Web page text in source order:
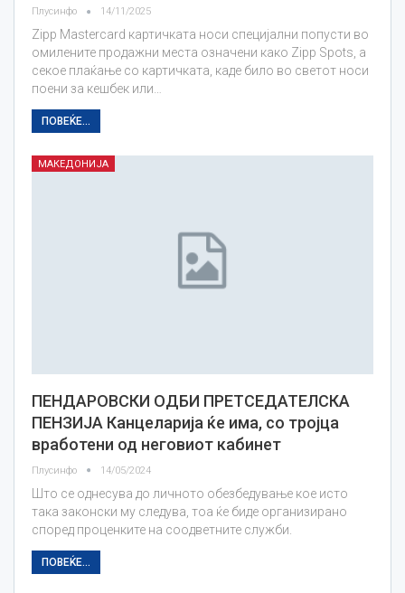
Плусинфо 14/11/2025
Zipp Mastercard картичката носи специјални попусти во
омилените продажни места означени како Zipp Spots, а
секое плаќање со картичката, каде било во светот носи
поени за кешбек или…
ПОВЕЌЕ...
МАКЕДОНИЈА
ПЕНДАРОВСКИ ОДБИ ПРЕТСЕДАТЕЛСКА
ПЕНЗИЈА Канцеларија ќе има, со тројца
вработени од неговиот кабинет
Плусинфо 14/05/2024
Што се однесува до личното обезбедување кое исто
така законски му следува, тоа ќе биде организирано
според проценките на соодветните служби.
ПОВЕЌЕ...